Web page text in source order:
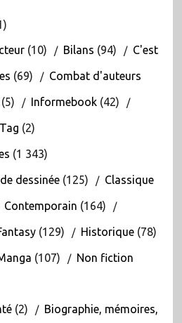
(10) Bilans (94) C'est
(69) Combat d'auteurs
Informebook(42)
Tag (2)
(1 343)
dessinée(125) Classique
Contemporain (164)
(129) Historique(78)
(107) Non fiction
(2) Biographie, mémoires,